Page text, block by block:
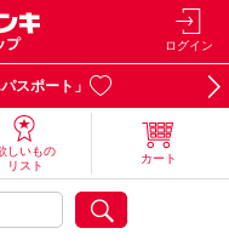
ログイン
スポート」
しいもの
リスト
カート